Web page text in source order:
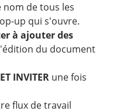
nom de tous les
up qui s'ouvre.
à ajouter des
du document
INVITER une fois
flux de travail